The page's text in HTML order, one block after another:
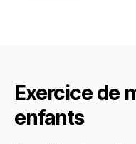
Exercice de
enfants